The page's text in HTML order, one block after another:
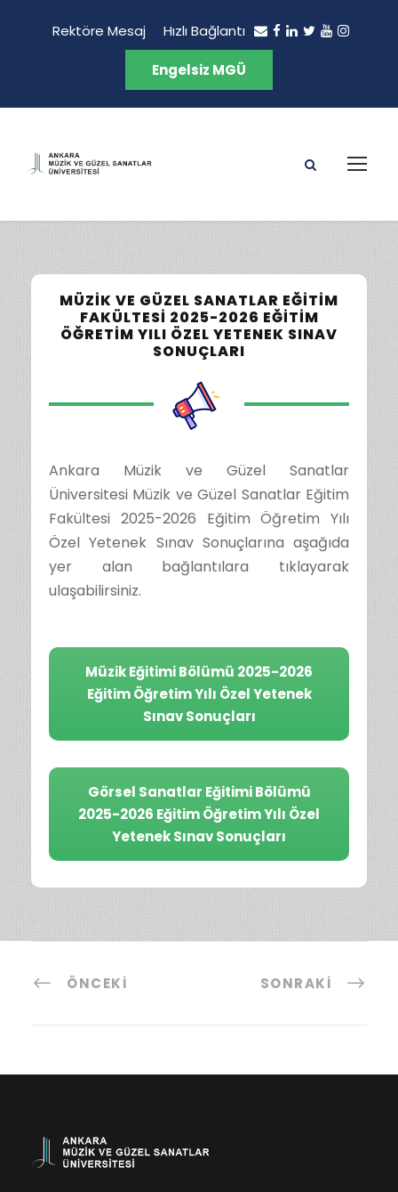
Rektöre Mesaj Hızlı Bağlantı
Engelsiz MGÜ
MÜZIK VE GÜZEL SANATLAR EĞITIM
FAKÜLTESI 2025-2026 EĞITIM
ÖĞRETIM YILI ÖZEL YETENEK SINAV
SONUÇLARI
Ankara Müzik ve Güzel Sanatlar
Üniversitesi Müzik ve Güzel Sanatlar Eğitim
Fakültesi 2025-2026 Eğitim Öğretim Yılı
Özel Yetenek Sınav Sonuçlarına aşağıda
yer alan bağlantılara tıklayarak
ulaşabilirsiniz.
Müzik Eğitimi Bölümü 2025-2026
Eğitim Öğretim Yılı Özel Yetenek
Sınav Sonuçları
Görsel Sanatlar Eğitimi Bölümü
2025-2026 Eğitim Öğretim Yılı Özel
Yetenek Sınav Sonuçları
ÖNCEKI SONRAKI